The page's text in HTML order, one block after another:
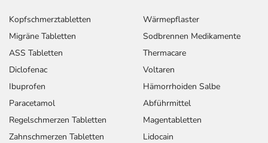
Kopfschmerztabletten
Migräne Tabletten
ASS Tabletten
Diclofenac
Ibuprofen
Paracetamol
Regelschmerzen Tabletten
Zahnschmerzen Tabletten
Wärmepflaster
Sodbrennen Medikamente
Thermacare
Voltaren
Hämorrhoiden Salbe
Abführmittel
Magentabletten
Lidocain